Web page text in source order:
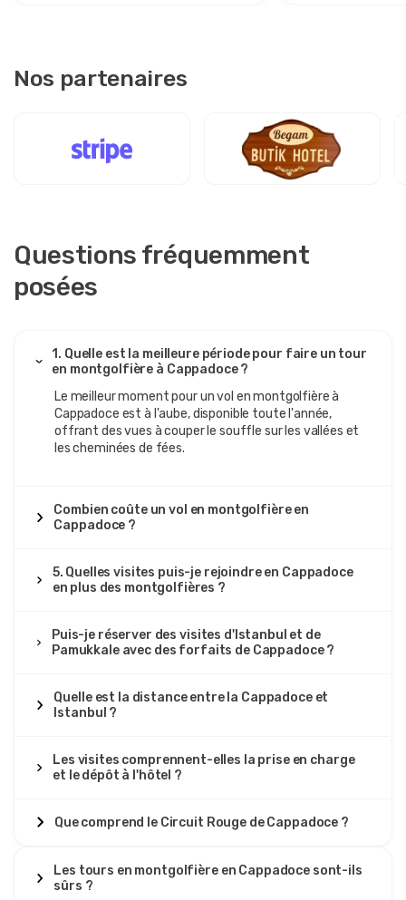
Nos partenaires
Questions fréquemment
posées
1. Quelle est la meilleure période pour faire un tour
en montgolfière à Cappadoce ?
Le meilleur moment pour un vol en montgolfière à
Cappadoce est à l'aube, disponible toute l'année,
offrant des vues à couper le souffle sur les vallées et
les cheminées de fées.
Combien coûte un vol en montgolfière en
Cappadoce ?
5. Quelles visites puis-je rejoindre en Cappadoce
en plus des montgolfières ?
Puis-je réserver des visites d'Istanbul et de
Pamukkale avec des forfaits de Cappadoce ?
Quelle est la distance entre la Cappadoce et
Istanbul ?
Les visites comprennent-elles la prise en charge
et le dépôt à l'hôtel ?
Que comprend le Circuit Rouge de Cappadoce ?
Les tours en montgolfière en Cappadoce sont-ils
sûrs ?